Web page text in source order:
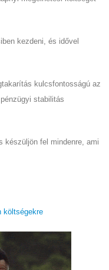
kezdeni, és idővel
kulcsfontosságú az
stabilitás
készüljön fel mindenre, ami
költségekre